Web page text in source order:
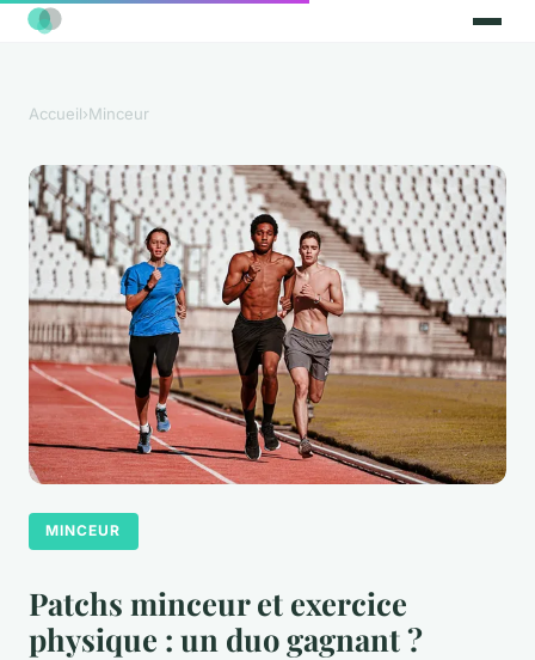
Accueil›Minceur
MINCEUR
Patchs minceur et exercice
physique : un duo gagnant ?